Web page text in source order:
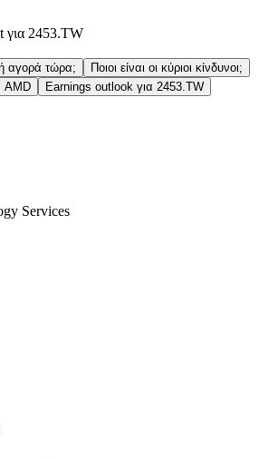
για 2453.TW
αγορά τώρα;
Ποιοι είναι οι κύριοι κίνδυνοι;
AMD
Earnings outlook για 2453.TW
Services